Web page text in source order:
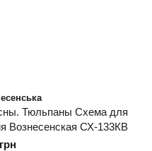
Тюльпаны Схема для
Вознесенская СХ-133КВ